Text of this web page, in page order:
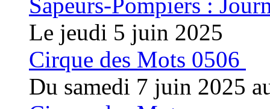
Le jeudi 5 juin 2025
Cirque des Mots 0506
Du samedi 7 juin 2025